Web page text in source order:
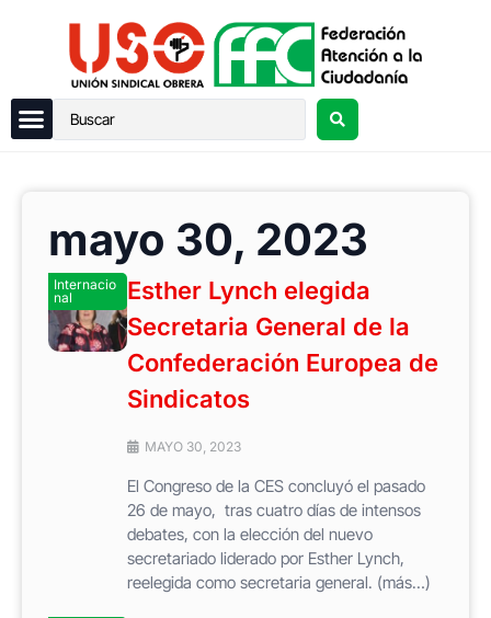
mayo 30, 2023
Internacio
nal
Esther Lynch elegida
Secretaria General de la
Confederación Europea de
Sindicatos
MAYO 30, 2023
El Congreso de la CES concluyó el pasado
26 de mayo, tras cuatro días de intensos
debates, con la elección del nuevo
secretariado liderado por Esther Lynch,
reelegida como secretaria general. (más…)